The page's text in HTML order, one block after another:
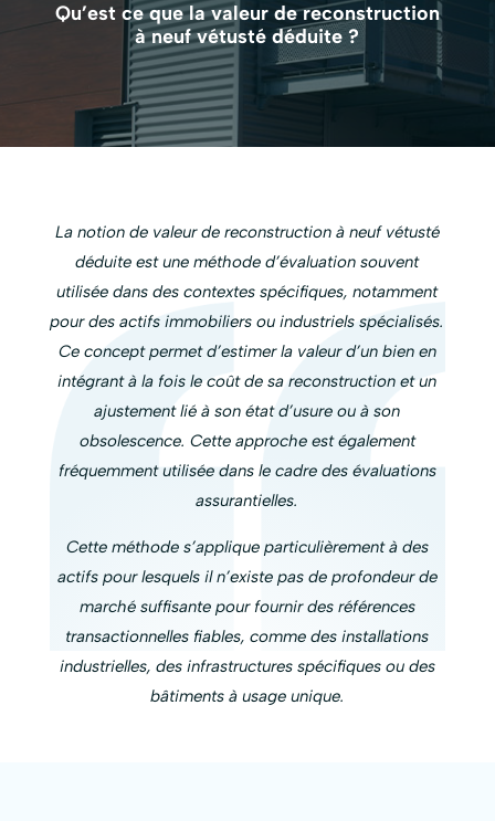
Qu’est ce que la valeur de reconstruction
à neuf vétusté déduite ?
La notion de valeur de reconstruction à neuf vétusté
déduite est une méthode d’évaluation souvent
utilisée dans des contextes spécifiques, notamment
pour des actifs immobiliers ou industriels spécialisés.
Ce concept permet d’estimer la valeur d’un bien en
intégrant à la fois le coût de sa reconstruction et un
ajustement lié à son état d’usure ou à son
obsolescence. Cette approche est également
fréquemment utilisée dans le cadre des évaluations
assurantielles.
Cette méthode s’applique particulièrement à des
actifs pour lesquels il n’existe pas de profondeur de
marché suffisante pour fournir des références
transactionnelles fiables, comme des installations
industrielles, des infrastructures spécifiques ou des
bâtiments à usage unique.